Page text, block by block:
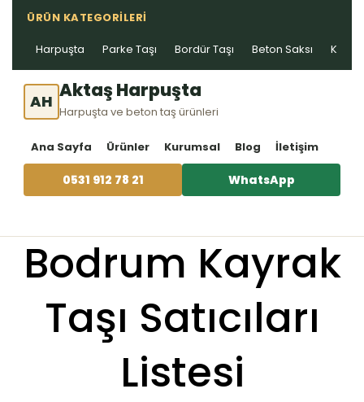
ÜRÜN KATEGORILERI
Harpuşta Parke Taşı Bordür Taşı Beton Saksı Kablo
AH Aktaş Harpuşta
Harpuşta ve beton taş ürünleri
Ana Sayfa Ürünler Kurumsal Blog İletişim
0531 912 78 21 WhatsApp
Bodrum Kayrak
Taşı Satıcıları
Listesi